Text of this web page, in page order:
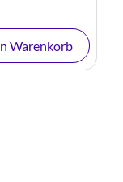
Warenkorb